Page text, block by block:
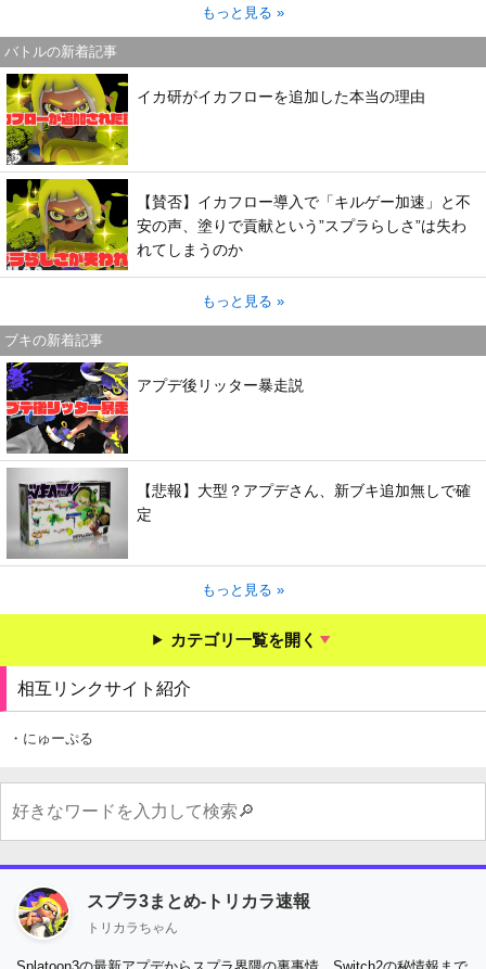
もっと見る »
バトルの新着記事
イカ研がイカフローを追加した本当の理由
【賛否】イカフロー導入で「キルゲー加速」と不
安の声、塗りで貢献という”スプラらしさ”は失わ
れてしまうのか
もっと見る »
ブキの新着記事
アプデ後リッター暴走説
【悲報】大型？アプデさん、新ブキ追加無しで確
定
もっと見る »
カテゴリ一覧を開く
相互リンクサイト紹介
・にゅーぷる
スプラ3まとめ-トリカラ速報
トリカラちゃん